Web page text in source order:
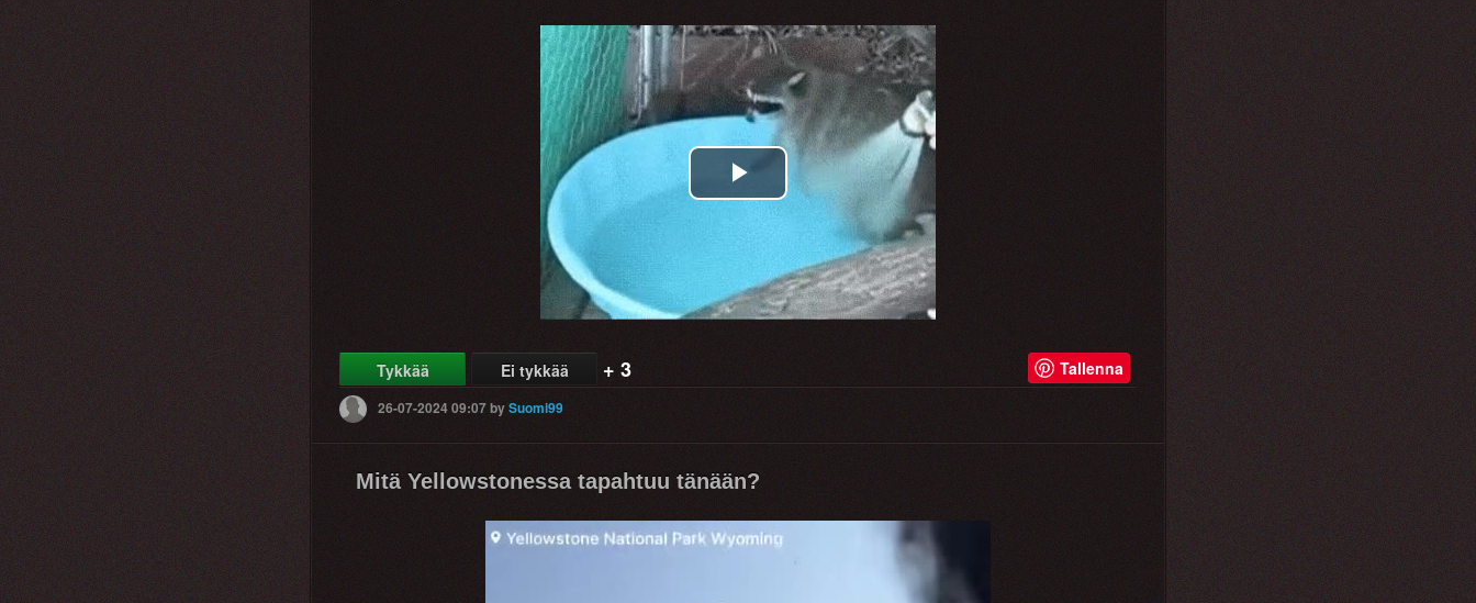
Play
Video
Tykkää Ei tykkää + 3 Tallenna
26-07-2024 09:07bySuomi99
Mitä Yellowstonessa tapahtuu tänään?